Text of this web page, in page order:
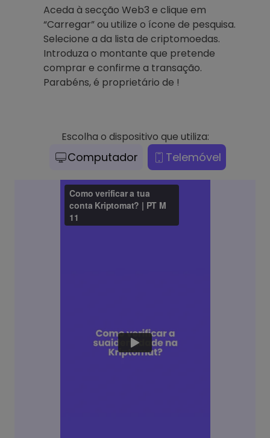
Aceda à secção Web3 e clique em
“Carregar” ou utilize o ícone de pesquisa.
Selecione a da lista de criptomoedas.
Introduza o montante que pretende
comprar e confirme a transação.
Parabéns, é proprietário de !
Escolha o dispositivo que utiliza:
Computador Telemóvel